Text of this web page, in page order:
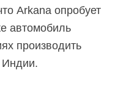
Arkana опробует
автомобиль
производить